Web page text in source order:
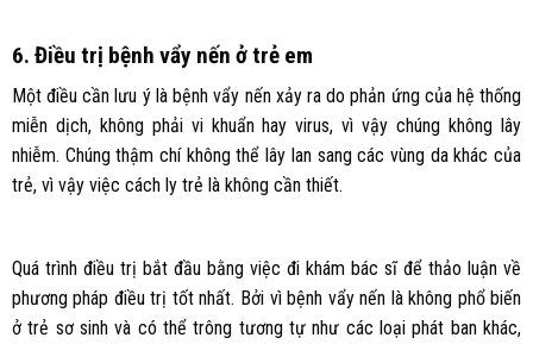
6. Điều trị bệnh vẩy nến ở trẻ em
Một điều cần lưu ý là bệnh vẩy nến xảy ra do phản ứng của hệ thống
miễn dịch, không phải vi khuẩn hay virus, vì vậy chúng không lây
nhiễm. Chúng thậm chí không thể lây lan sang các vùng da khác của
trẻ, vì vậy việc cách ly trẻ là không cần thiết.
Quá trình điều trị bắt đầu bằng việc đi khám bác sĩ để thảo luận về
phương pháp điều trị tốt nhất. Bởi vì bệnh vẩy nến là không phổ biến
ở trẻ sơ sinh và có thể trông tương tự như các loại phát ban khác,